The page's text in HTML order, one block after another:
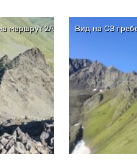
маршрут 2А Вид на СЗ